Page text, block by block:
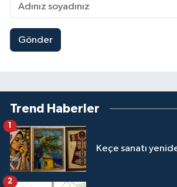
Gönder
Trend Haberler
Keçe sanatı
1
2